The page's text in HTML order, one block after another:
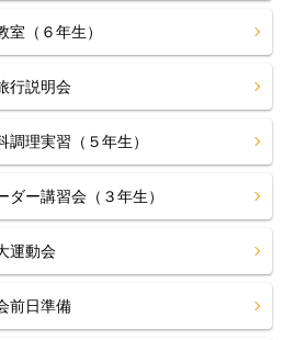
室（６年生）
行説明会
調理実習（５年生）
ダー講習会（３年生）
運動会
前日準備